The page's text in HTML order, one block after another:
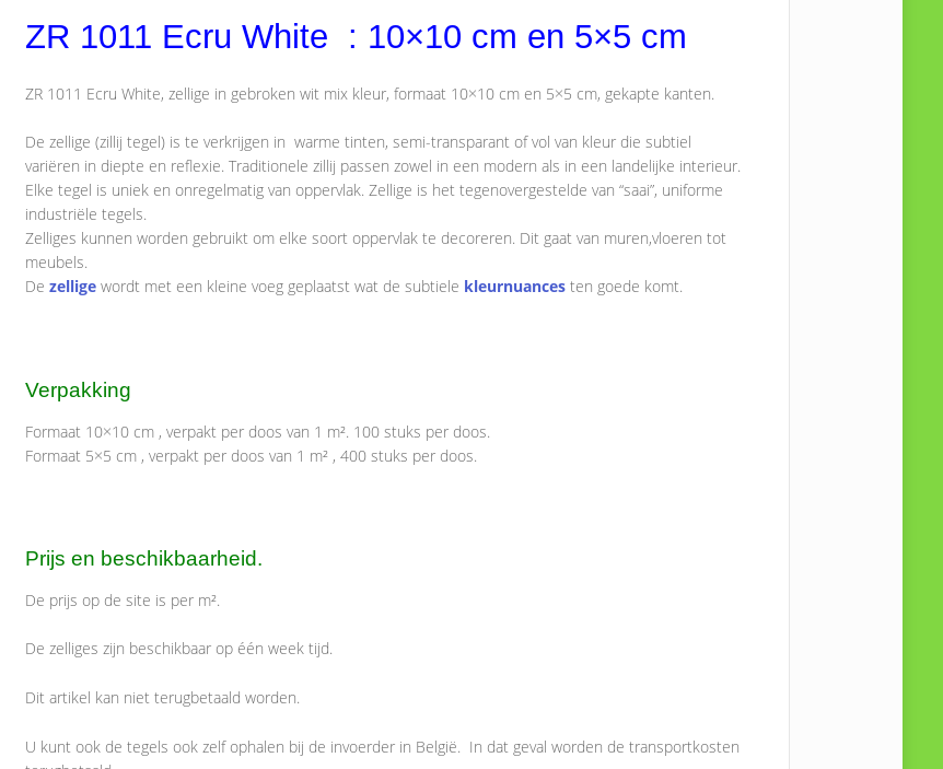
ZR 1011 Ecru White : 10×10 cm en 5×5 cm
ZR 1011 Ecru White, zellige in gebroken wit mix kleur, formaat 10×10 cm en 5×5 cm, gekapte kanten.
De zellige (zillij tegel) is te verkrijgen in warme tinten, semi-transparant of vol van kleur die subtiel
variëren in diepte en reflexie. Traditionele zillij passen zowel in een modern als in een landelijke interieur.
Elke tegel is uniek en onregelmatig van oppervlak. Zellige is het tegenovergestelde van “saai”, uniforme
industriële tegels.
Zelliges kunnen worden gebruikt om elke soort oppervlak te decoreren. Dit gaat van muren,vloeren tot
meubels.
Dezellige wordt met een kleine voeg geplaatst wat de subtiele kleurnuancesten goede komt.
Verpakking
Formaat 10×10 cm , verpakt per doos van 1 m². 100 stuks per doos.
Formaat 5×5 cm , verpakt per doos van 1 m² , 400 stuks per doos.
Prijs en beschikbaarheid.
De prijs op de site is per m².
De zelliges zijn beschikbaar op één week tijd.
Dit artikel kan niet terugbetaald worden.
U kunt ook de tegels ook zelf ophalen bij de invoerder in België. In dat geval worden de transportkosten